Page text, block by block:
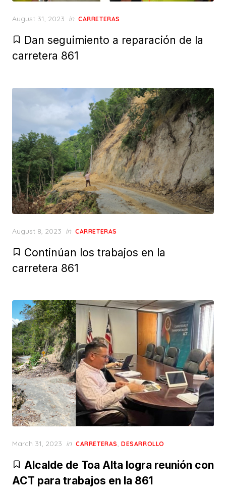
Posted
August 31, 2023 in CARRETERAS
Dan seguimiento a reparación de la
carretera 861
Posted
August 8, 2023 in CARRETERAS
Continúan los trabajos en la
carretera 861
Posted
March 31, 2023 in CARRETERAS, DESARROLLO
Alcalde de Toa Alta logra reunión con
ACT para trabajos en la 861